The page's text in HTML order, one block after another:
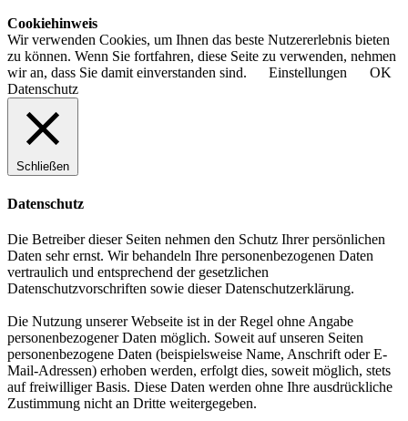
Cookiehinweis
Wir verwenden Cookies, um Ihnen das beste Nutzererlebnis bieten
zu können. Wenn Sie fortfahren, diese Seite zu verwenden, nehmen
wir an, dass Sie damit einverstanden sind.
Einstellungen
OK
Datenschutz
Schließen
Datenschutz
Die Betreiber dieser Seiten nehmen den Schutz Ihrer persönlichen
Daten sehr ernst. Wir behandeln Ihre personenbezogenen Daten
vertraulich und entsprechend der gesetzlichen
Datenschutzvorschriften sowie dieser Datenschutzerklärung.
Die Nutzung unserer Webseite ist in der Regel ohne Angabe
personenbezogener Daten möglich. Soweit auf unseren Seiten
personenbezogene Daten (beispielsweise Name, Anschrift oder E-
Mail-Adressen) erhoben werden, erfolgt dies, soweit möglich, stets
auf freiwilliger Basis. Diese Daten werden ohne Ihre ausdrückliche
Zustimmung nicht an Dritte weitergegeben.